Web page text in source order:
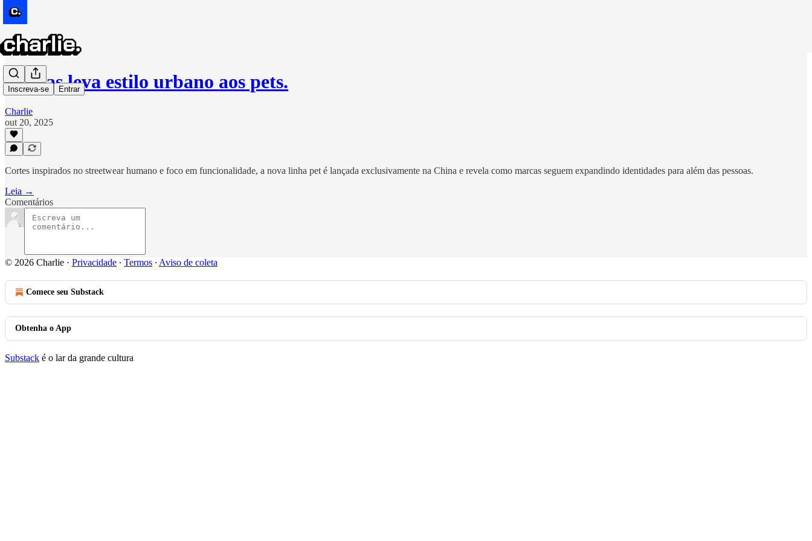
Inscreva-se Entrar
Adidas leva estilo urbano aos pets.
Charlie
out 20, 2025
Cortes inspirados no streetwear humano e foco em funcionalidade, a nova linha pet é lançada exclusivamente na China e revela como marcas seguem expandindo identidades para além das pessoas.
Leia →
Comentários
© 2026 Charlie · Privacidade ∙ Termos ∙ Aviso de coleta
Comece seu Substack
Obtenha o App
Substack é o lar da grande cultura